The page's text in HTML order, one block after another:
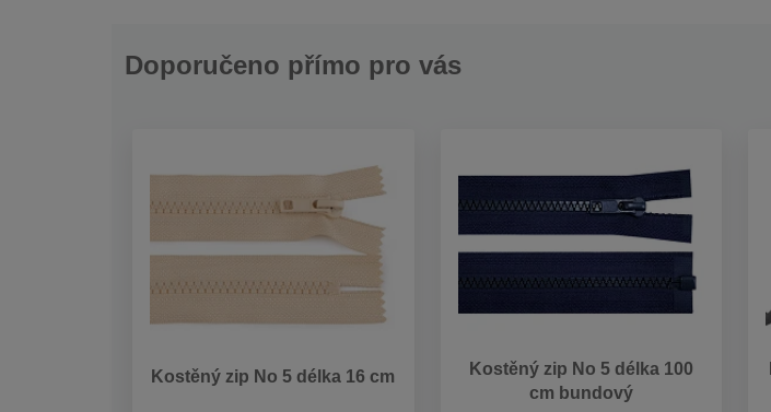
Doporučeno přímo pro vás
Kostěný zip No 5 délka 16 cm
Kostěný zip No 5 délka 100
cm bundový